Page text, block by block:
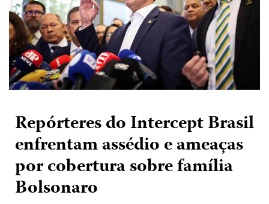
Repórteres do Intercept Brasil
enfrentam assédio e ameaças
por cobertura sobre família
Bolsonaro